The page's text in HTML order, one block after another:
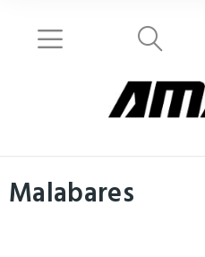
Malabares